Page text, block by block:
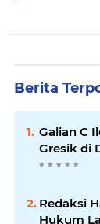
Berita
Galian C
Gresik di
Redaksi
Hukum